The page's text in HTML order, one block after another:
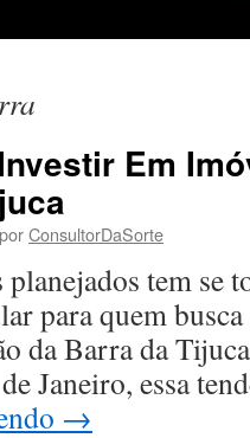
Em
porConsultorDaSorte
tem se
para quem
da Barra da
Janeiro, essa
→